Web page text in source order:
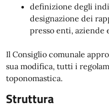
definizione degli
designazione dei
presso enti, aziende
Il Consiglio comunale
sua modifica, tutti i
toponomastica.
Struttura